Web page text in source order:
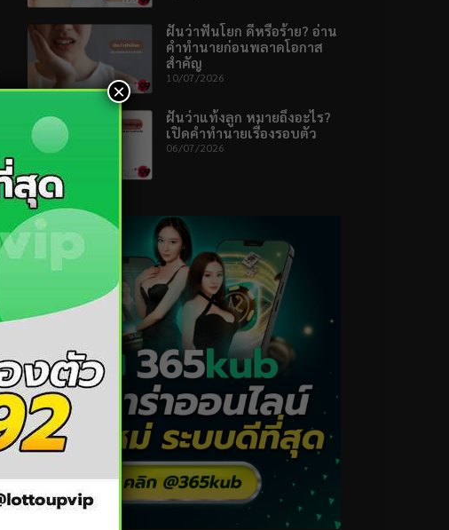
ฝันว่าฟันโยก ดีหรือร้าย? อ่าน
คำทำนายก่อนพลาดโอกาส
สำคัญ
10/07/2026
ฝันว่าแท้งลูก หมายถึงอะไร?
เปิดคำทำนายเรื่องรอบตัว
06/07/2026
×